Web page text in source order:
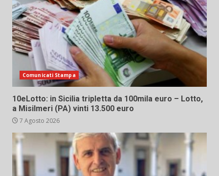
Comunicati Stampa
10eLotto: in Sicilia tripletta da 100mila euro – Lotto,
a Misilmeri (PA) vinti 13.500 euro
7 Agosto 2026